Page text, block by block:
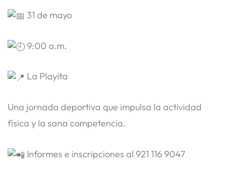
31 de mayo
9:00 a.m.
La Playita
Una jornada deportiva que impulsa la actividad
física y la sana competencia.
Informes e inscripciones al 921 116 9047